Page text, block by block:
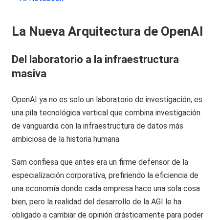
La Nueva Arquitectura de OpenAI
Del laboratorio a la infraestructura
masiva
OpenAI ya no es solo un laboratorio de investigación; es
una pila tecnológica vertical que combina investigación
de vanguardia con la infraestructura de datos más
ambiciosa de la historia humana.
Sam confiesa que antes era un firme defensor de la
especialización corporativa, prefiriendo la eficiencia de
una economía donde cada empresa hace una sola cosa
bien, pero la realidad del desarrollo de la AGI le ha
obligado a cambiar de opinión drásticamente para poder